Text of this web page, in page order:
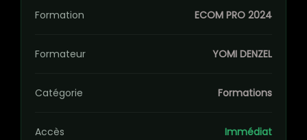
Formation ECOM PRO 2024
Formateur YOMI DENZEL
Catégorie Formations
Accès Immédiat